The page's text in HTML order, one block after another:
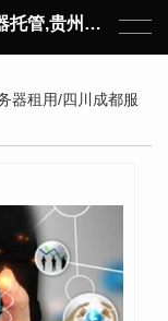
贵州黔耘信息企业官网-贵州服务器托管,贵州主机托管,云服务器托管,数据中心托管,网络设备托管,服务器租用,托管服务提供商,服务器管理-黔耘信息 贵州数据中心机柜租用-专业贵州IDC托管服务器维修
器租用/四川成都服